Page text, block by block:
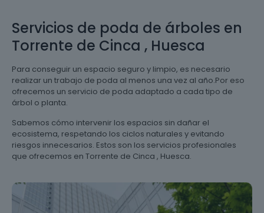
Servicios de poda de árboles en
Torrente de Cinca , Huesca
Para conseguir un espacio seguro y limpio, es necesario
realizar un trabajo de poda al menos una vez al año.Por eso
ofrecemos un servicio de poda adaptado a cada tipo de
árbol o planta.
Sabemos cómo intervenir los espacios sin dañar el
ecosistema, respetando los ciclos naturales y evitando
riesgos innecesarios. Estos son los servicios profesionales
que ofrecemos en Torrente de Cinca , Huesca.